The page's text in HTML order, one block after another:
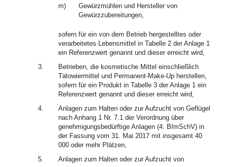
m)
Gewürzmühlen und Hersteller von
Gewürzzubereitungen,
sofern für ein von dem Betrieb hergestelltes oder
verarbeitetes Lebensmittel in Tabelle 2 der Anlage 1
ein Referenzwert genannt und dieser erreicht wird,
3.
Betrieben, die kosmetische Mittel einschließlich
Tätowiermittel und Permanent-Make-Up herstellen,
sofern für ein Produkt in Tabelle 3 der Anlage 1 ein
Referenzwert genannt und dieser erreicht wird,
4.
Anlagen zum Halten oder zur Aufzucht von Geflügel
nach Anhang 1 Nr. 7.1 der Verordnung über
genehmigungsbedürftige Anlagen (4. BImSchV) in
der Fassung vom 31. Mai 2017 mit insgesamt 40
000 oder mehr Plätzen,
5.
Anlagen zum Halten oder zur Aufzucht von